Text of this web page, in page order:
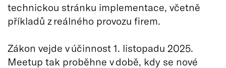
technickou stránku implementace, včetně
příkladů z reálného provozu firem.
Zákon vejde v účinnost 1. listopadu 2025.
Meetup tak proběhne v době, kdy se nové